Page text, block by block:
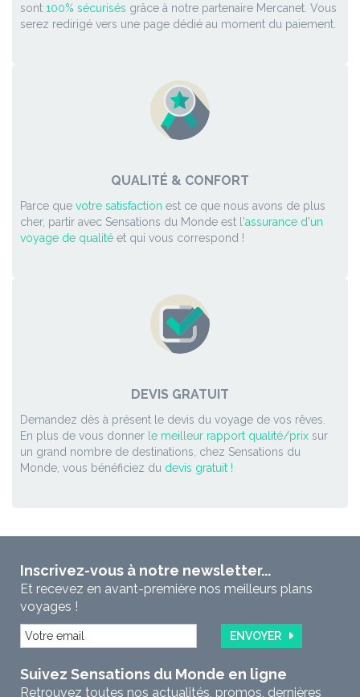
sont 100% sécurisés grâce à notre partenaire Mercanet. Vous
serez redirigé vers une page dédié au moment du paiement.
QUALITÉ & CONFORT
Parce que votre satisfaction est ce que nous avons de plus
cher, partir avec Sensations du Monde est l'assurance d'un
voyage de qualité et qui vous correspond !
DEVIS GRATUIT
Demandez dès à présent le devis du voyage de vos rêves.
En plus de vous donner le meilleur rapport qualité/prix sur
un grand nombre de destinations, chez Sensations du
Monde, vous bénéficiez du devis gratuit !
Inscrivez-vous à notre newsletter...
Et recevez en avant-première nos meilleurs plans
voyages !
ENVOYER
Suivez Sensations du Monde en ligne
Retrouvez toutes nos actualités, promos, dernières